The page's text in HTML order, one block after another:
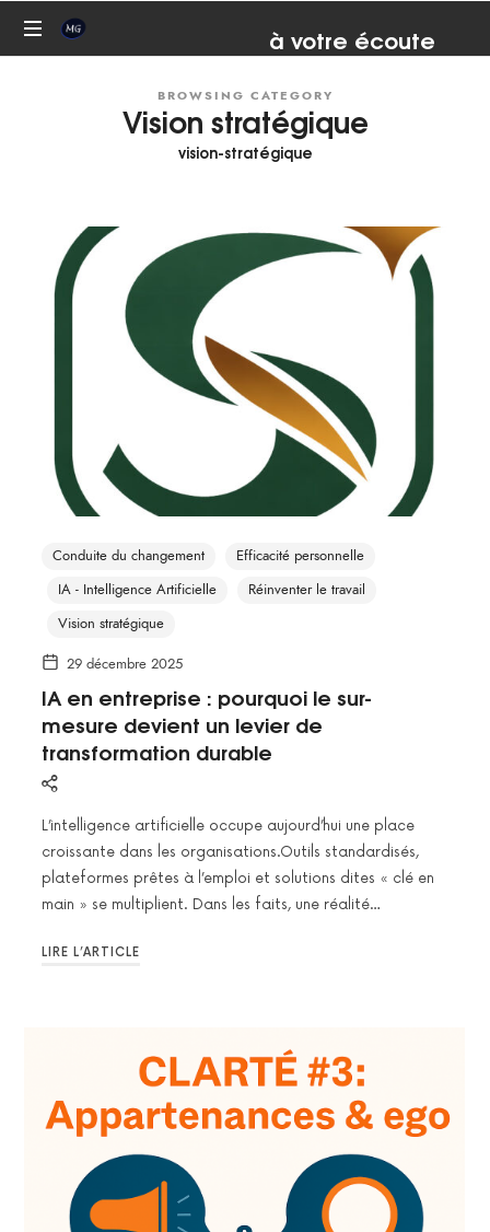
à votre écoute
07 81 82 93 67
Martial
BROWSING CATEGORY
Vision stratégique
vision-stratégique
Conduite du changement
Efficacité personnelle
IA - Intelligence Artificielle
Réinventer le travail
Vision stratégique
29 décembre 2025
IA en entreprise : pourquoi le sur-
mesure devient un levier de
transformation durable
L’intelligence artificielle occupe aujourd’hui une place
croissante dans les organisations.Outils standardisés,
plateformes prêtes à l’emploi et solutions dites « clé en
main » se multiplient. Dans les faits, une réalité…
LIRE L’ARTICLE